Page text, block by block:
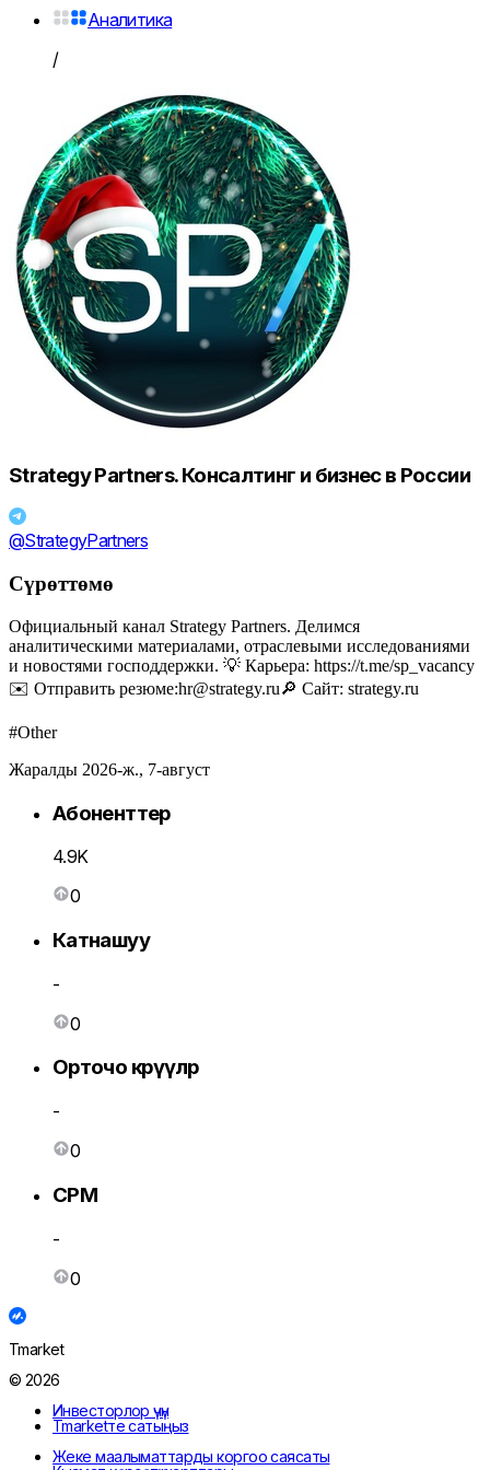
Аналитика
/
Strategy Partners. Консалтинг и бизнес в России
@StrategyPartners
Сүрөттөмө
Официальный канал Strategy Partners. Делимся
аналитическими материалами, отраслевыми исследованиями
и новостями господдержки. 💡 Карьера: https://t.me/sp_vacancy
✉️ Отправить резюме:hr@strategy.ru🔎 Сайт: strategy.ru
#Other
Жаралды 2026-ж., 7-август
Абоненттер
4.9K
0
Катнашуу
-
0
Орточо көрүүлөр
-
0
CPM
-
0
Tmarket
© 2026
Инвесторлор үчүн
Tmarketте сатыңыз
Жеке маалыматтарды коргоо саясаты